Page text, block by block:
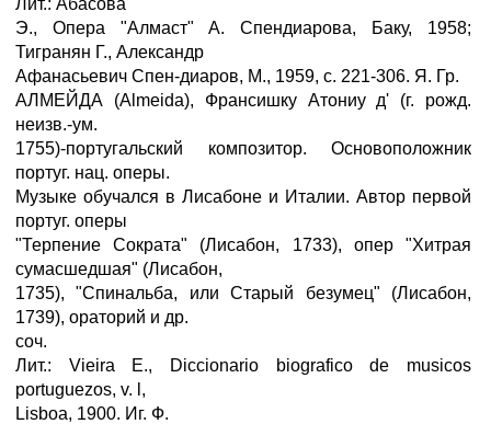
Лит.: Абасова
Э., Опера "Алмаст" А. Спендиарова, Баку, 1958;
Тигранян Г., Александр
Афанасьевич Спен-диаров, М., 1959, с. 221-306. Я. Гр.
АЛМЕЙДА (Almeida), Франсишку Атониу д' (г. рожд.
неизв.-ум.
1755)-португальский композитор. Основоположник
португ. нац. оперы.
Музыке обучался в Лисабоне и Италии. Автор первой
португ. оперы
"Терпение Сократа" (Лисабон, 1733), опер "Хитрая
сумасшедшая" (Лисабон,
1735), "Спинальба, или Старый безумец" (Лисабон,
1739), ораторий и др.
соч.
Лит.: Vieira E., Diccionario biografico de musicos
portuguezos, v. l,
Lisboa, 1900. Иг. Ф.